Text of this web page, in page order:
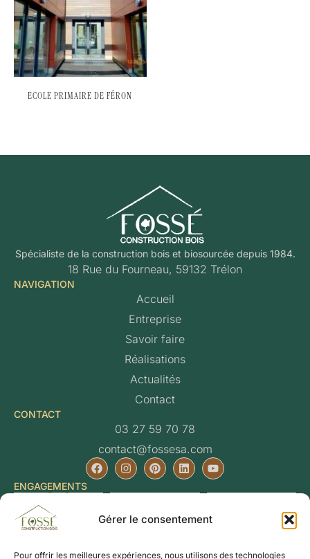
Gérer le consentement
Pour offrir les meilleures expériences, nous utilisons des technologies
ECOLE PRIMAIRE DE FÉRON
Spécialiste de la construction bois et biosourcée depuis 1984.
18 Rue du Fourneau, 59132 Trélon
NAVIGATION
Accueil
Entreprise
Savoir faire
Réalisations
Actualités
Contact
CONTACT
03 27 59 70 78
contact@fossesa.com
ENGAGEMENTS